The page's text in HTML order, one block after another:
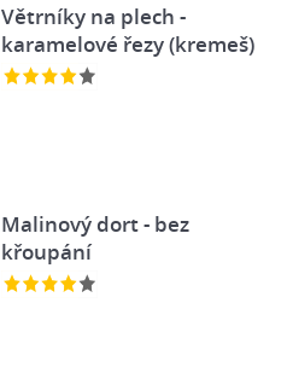
Větrníky na plech -
karamelové řezy (kremeš)
Malinový dort - bez
křoupání